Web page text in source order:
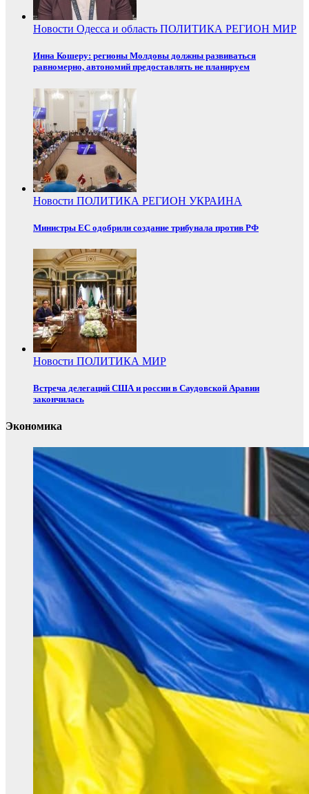
Новости Одесса и область ПОЛИТИКА РЕГИОН МИР
Инна Кошеру: регионы Молдовы должны развиваться
равномерно, автономий предоставлять не планируем
Новости ПОЛИТИКА РЕГИОН УКРАИНА
Министры ЕС одобрили создание трибунала против РФ
Новости ПОЛИТИКА МИР
Встреча делегаций США и россии в Саудовской Аравии
закончилась
Экономика